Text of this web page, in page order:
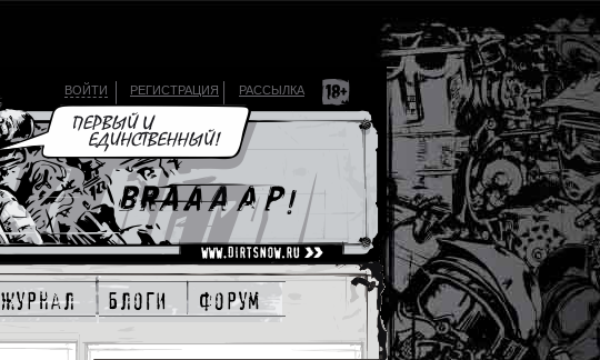
журнал блоги форум
ВОЙТИ РЕГИСТРАЦИЯ РАССЫЛКА